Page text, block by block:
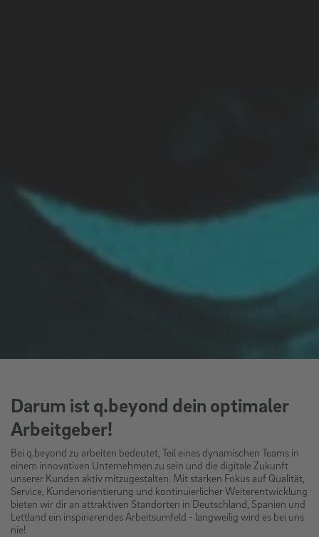
Darum ist q.beyond dein optimaler
Arbeitgeber!
Bei q.beyond zu arbeiten bedeutet, Teil eines dynamischen Teams in
einem innovativen Unternehmen zu sein und die digitale Zukunft
unserer Kunden aktiv mitzugestalten. Mit starken Fokus auf Qualität,
Service, Kundenorientierung und kontinuierlicher Weiterentwicklung
bieten wir dir an attraktiven Standorten in Deutschland, Spanien und
Lettland ein inspirierendes Arbeitsumfeld - langweilig wird es bei uns
nie!